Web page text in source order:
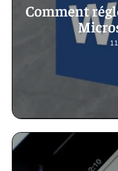
Comment